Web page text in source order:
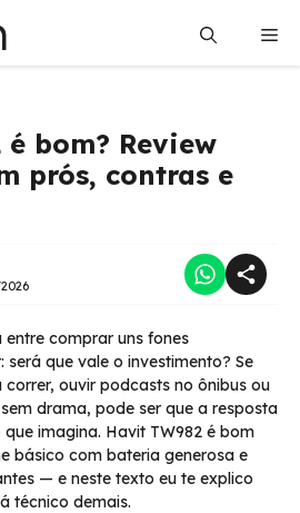
bom? Review
prós, contras e
comprar uns fones
que vale o investimento? Se
ouvir podcasts no ônibus ou
drama, pode ser que a resposta
imagina. Havit TW982 é bom
básico com bateria generosa e
— e neste texto eu te explico
técnico demais.